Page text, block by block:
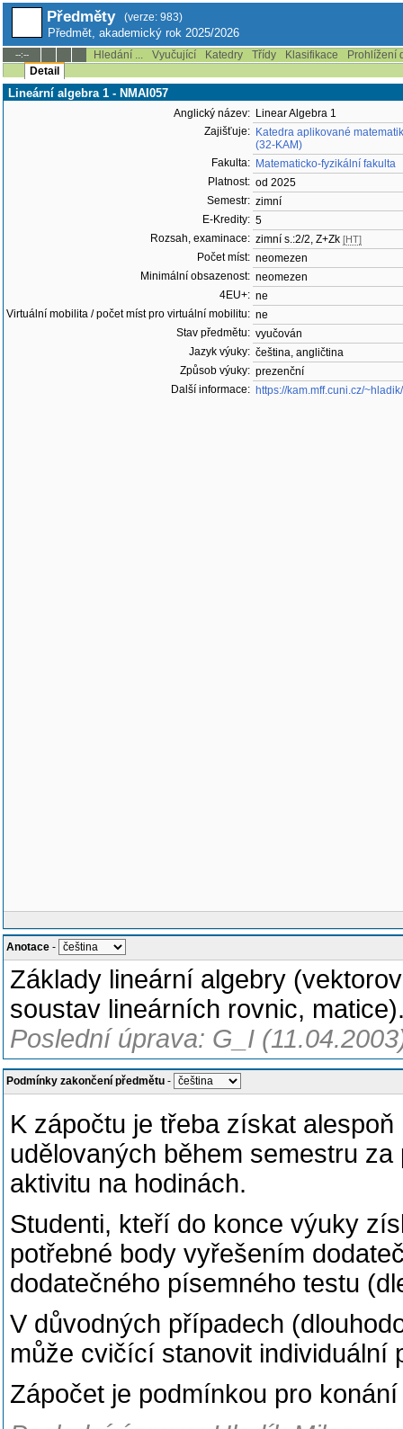
Předměty (verze: 983)
Předmět, akademický rok 2025/2026
--:-- Hledání ... Vyučující Katedry Třídy Klasifikace
Prohlížení
Detail
Lineární algebra 1 - NMAI057
Anglický název: Linear Algebra 1
Zajišťuje: Katedra aplikované
(32-KAM)
Fakulta: Matematicko-fyzikální fakulta
Platnost: od 2025
Semestr: zimní
E-Kredity: 5
Rozsah, examinace: zimní s.:2/2, Z+Zk [HT]
Počet míst: neomezen
Minimální obsazenost: neomezen
4EU+: ne
Virtuální mobilita / počet míst pro virtuální mobilitu: ne
Stav předmětu: vyučován
Jazyk výuky: čeština, angličtina
Způsob výuky: prezenční
Další informace: https://kam.mff.cuni.cz/
Anotace -
Základy lineární algebry
soustav lineárních rovnic,
Poslední úprava: G_I
Podmínky zakončení předmětu -
K zápočtu je třeba získat
udělovaných během semestru
aktivitu na hodinách.
Studenti, kteří do konce výuky
potřebné body vyřešením
dodatečného písemného testu
V důvodných případech
může cvičící stanovit individuální
Zápočet je podmínkou pro